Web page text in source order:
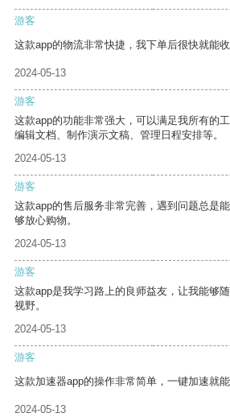
游客
这款app的物流非常快捷，我下单后很快就能收
2024-05-13
游客
这款app的功能非常强大，可以满足我所有的
编辑文档、制作演示文稿、管理日程安排等。
2024-05-13
游客
这款app的售后服务非常完善，遇到问题总是
够放心购物。
2024-05-13
游客
这款app是我学习路上的良师益友，让我能够
视野。
2024-05-13
游客
这款加速器app的操作非常简单，一键加速就能
2024-05-13